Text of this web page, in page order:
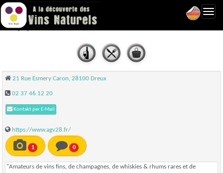
Au Gré du Vin - Dreux
21 Rue Esmery Caron, 28100 Dreux
02 37 46 12 20
Kontakt per E-Mail
https://www.agv28.fr/
1 0
"Amateurs de vins fins, de champagnes, de whiskies & rhums rares et de